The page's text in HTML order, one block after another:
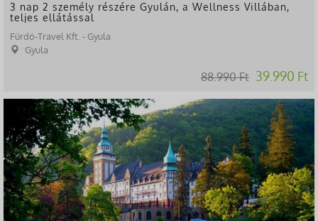
3 nap 2 személy részére Gyulán, a Wellness Villában,
teljes ellátással
Fürdő-Travel Kft. - Gyula
Gyula
88.990 Ft 39.990 Ft